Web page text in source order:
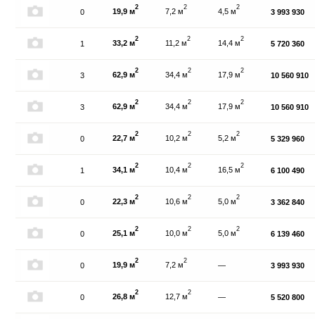
0 19,9 м2 7,2 м2 4,5 м2
3 993 930
1 33,2 м2 11,2 м2 14,4 м2
5 720 360
3 62,9 м2 34,4 м2 17,9 м2
10 560 910
3 62,9 м2 34,4 м2 17,9 м2
10 560 910
0 22,7 м2 10,2 м2 5,2 м2
5 329 960
1 34,1 м2 10,4 м2 16,5 м2
6 100 490
0 22,3 м2 10,6 м2 5,0 м2
3 362 840
0 25,1 м2 10,0 м2 5,0 м2
6 139 460
0 19,9 м2 7,2 м2
— 3 993 930
0 26,8 м2 12,7 м2
— 5 520 800